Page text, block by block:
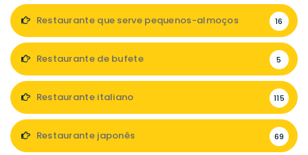
Restaurante que serve pequenos-almoços 16
Restaurante de bufete 5
Restaurante italiano 115
Restaurante japonês 69